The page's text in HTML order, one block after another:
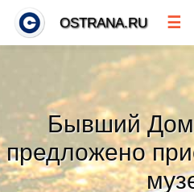
Бывший Дом
предложено
OSTRANA.RU ☰
Тренды новостей»
Рубрики»